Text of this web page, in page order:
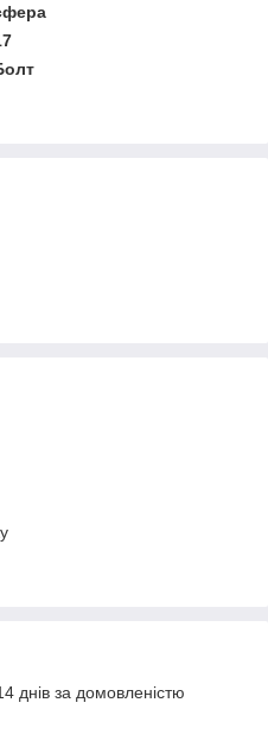
днів за домовленістю